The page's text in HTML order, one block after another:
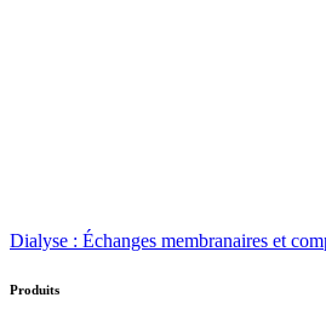
Dialyse : Échanges membranaires et
Produits